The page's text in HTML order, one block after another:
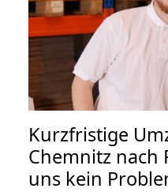
Kurzfristige
Chemnitz nach
uns kein